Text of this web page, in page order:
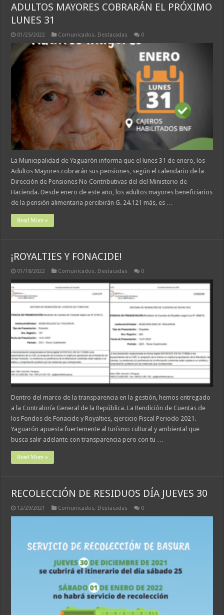
ADULTOS MAYORES COBRARÁN EL PRÓXIMO
LUNES 31
01/25/2022 Comunicados, Destacadas 0
La Municipalidad de Yaguarón informa que el lunes 31 de enero, los
Adultos Mayores cobrarán sus pensiones, según el calendario de la
Dirección de Pensiones No Contributivas del del Ministerio de
Hacienda. Desde enero de este año, los adultos mayores beneficiarios
de la pensión alimentaria percibirán G. 24.121 más, es …
Read More »
¡ROYALTIES Y FONACIDE!
01/18/2022 Comunicados, Destacadas 0
Dentro del marco de la transparencia en la gestión, hemos entregado
a la Contraloría General de la República. La Rendición de Cuentas de
los Fondos de Fonacide y Royalties, ejercicio Fiscal Periodo 2021.
Yaguarón apuesta fuertemente al turísmo cultural y ambiental que
busca salir adelante con transparencia pero con tu …
Read More »
RECOLECCIÓN DE RESIDUOS DÍA JUEVES 30
12/29/2021 Comunicados, Destacadas 0